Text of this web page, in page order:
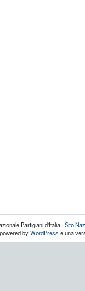
Partigiani d'Italia · Sito
byWordPress e una